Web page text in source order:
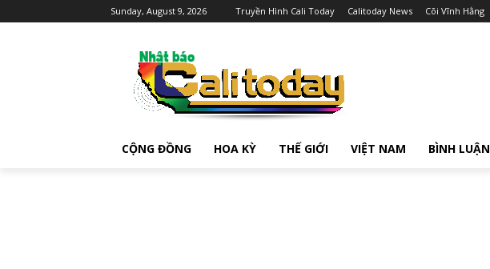
Sunday, August 9, 2026 Truyền Hình Cali Today Calitoday News Cõi Vĩnh Hằng
CỘNG ĐỒNG HOA KỲ THẾ GIỚI VIỆT NAM BÌNH LUẬN